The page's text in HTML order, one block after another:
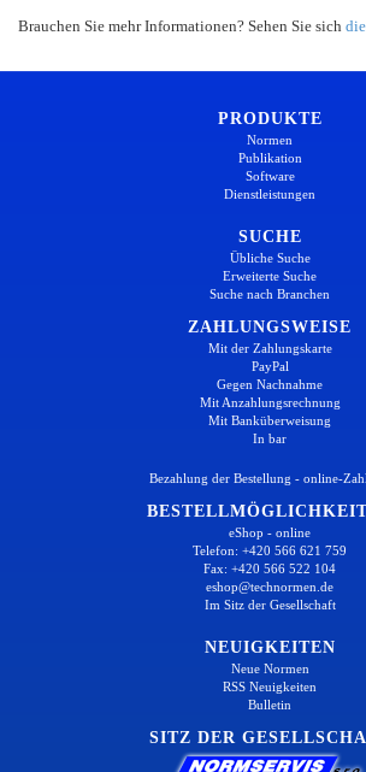
Brauchen Sie mehr Informationen? Sehen Sie sich
PRODUKTE
Normen
Publikation
Software
Dienstleistungen
SUCHE
Übliche Suche
Erweiterte Suche
Suche nach Branchen
ZAHLUNGSWEISE
Mit der Zahlungskarte
PayPal
Gegen Nachnahme
Mit Anzahlungsrechnung
Mit Banküberweisung
In bar
Bezahlung der Bestellung - online-
eShop - online
Telefon: +420 566 621 759
Fax: +420 566 522 104
eshop@technormen.de
Im Sitz der Gesellschaft
NEUIGKEITEN
Neue Normen
RSS Neuigkeiten
Bulletin
SITZ DER